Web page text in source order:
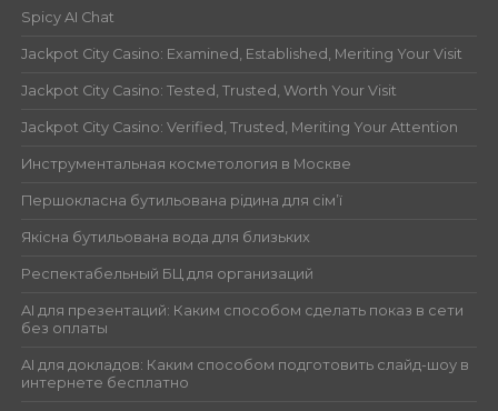
Spicy AI Chat
Jackpot City Casino: Examined, Established, Meriting Your Visit
Jackpot City Casino: Tested, Trusted, Worth Your Visit
Jackpot City Casino: Verified, Trusted, Meriting Your Attention
Инструментальная косметология в Москве
Першокласна бутильована рідина для сім’ї
Якісна бутильована вода для близьких
Респектабельный БЦ для организаций
AI для презентаций: Каким способом сделать показ в сети
без оплаты
AI для докладов: Каким способом подготовить слайд-шоу в
интернете бесплатно